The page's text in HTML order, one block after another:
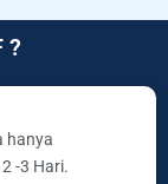
?
hanya
-3 Hari.